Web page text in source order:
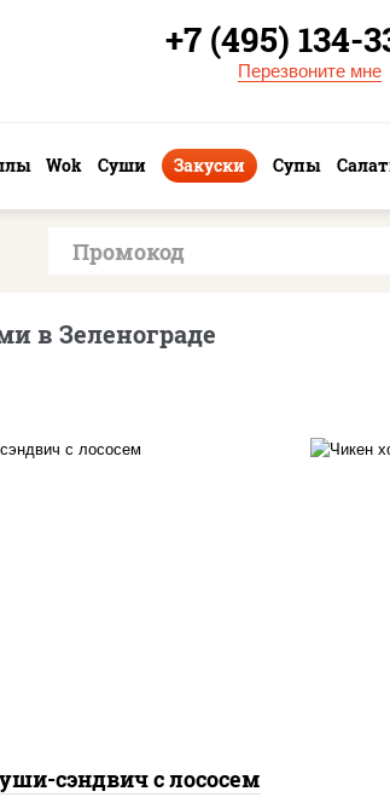
+7 (495) 134-
Перезвоните мне
Wok Суши Закуски Супы
в Зеленограде
сэндвич с лососем